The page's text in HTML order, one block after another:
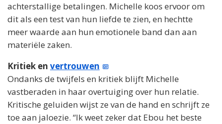
achterstallige betalingen. Michelle koos ervoor om
dit als een test van hun liefde te zien, en hechtte
meer waarde aan hun emotionele band dan aan
materiële zaken.
Kritiek en vertrouwen
Ondanks de twijfels en kritiek blijft Michelle
vastberaden in haar overtuiging over hun relatie.
Kritische geluiden wijst ze van de hand en schrijft ze
toe aan jaloezie. “Ik weet zeker dat Ebou het beste